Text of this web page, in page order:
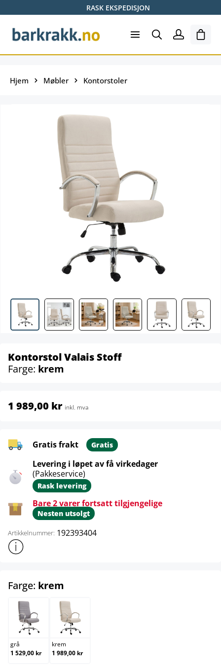
RASK EKSPEDISJON
Hjem Møbler Kontorstoler
Kontorstol Valais Stoff
Farge: krem
1 989,00 kr inkl. mva
Gratis frakt Gratis
Levering i løpet av få virkedager
(Pakkeservice)
Rask levering
Bare 2 varer fortsatt tilgjengelige
Nesten utsolgt
Artikkelnummer: 192393404
Vis mer produktinformasjon
Farge: krem
grå
grå
1 529,00 kr
krem
krem
1 989,00 kr